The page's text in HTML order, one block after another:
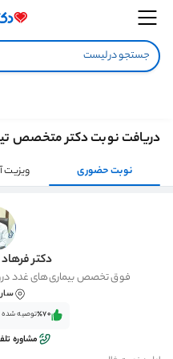
دریافت نوبت دکتر متخصص
نوبت حضوری ویزیت
دکتر
فوق تخصص بیماری‌های غدد
٪70‌‌‌توصیه شده
مشاوره